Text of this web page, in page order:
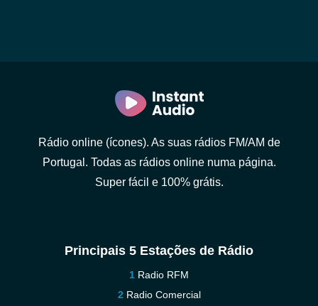
Rádio online (ícones). As suas rádios FM/AM de
Portugal. Todas as rádios online numa página.
Super fácil e 100% grátis.
Principais 5 Estações de Rádio
Radio RFM
Radio Comercial